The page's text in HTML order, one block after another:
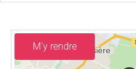
M'y rendre